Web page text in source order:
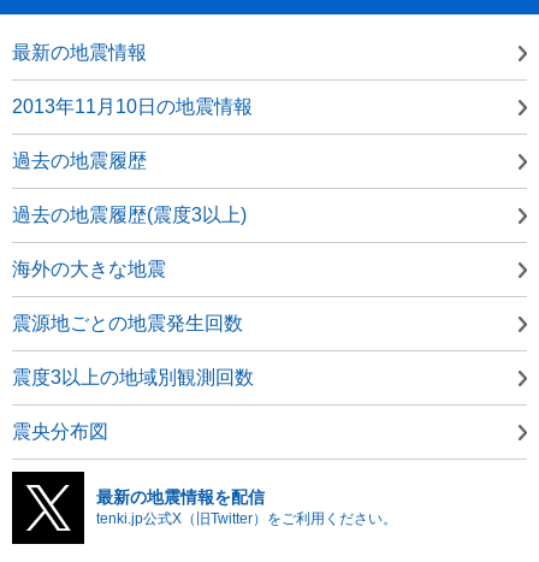
最新の地震情報
2013年11月10日の地震情報
過去の地震履歴
過去の地震履歴(震度3以上)
海外の大きな地震
震源地ごとの地震発生回数
震度3以上の地域別観測回数
震央分布図
最新の地震情報を配信
tenki.jp公式X（旧Twitter）をご利用ください。